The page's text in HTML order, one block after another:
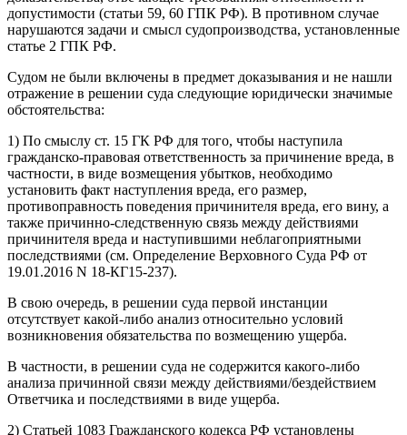
допустимости (статьи 59, 60 ГПК РФ). В противном случае
нарушаются задачи и смысл судопроизводства, установленные
статье 2 ГПК РФ.
Судом не были включены в предмет доказывания и не нашли
отражение в решении суда следующие юридически значимые
обстоятельства:
1) По смыслу ст. 15 ГК РФ для того, чтобы наступила
гражданско-правовая ответственность за причинение вреда, в
частности, в виде возмещения убытков, необходимо
установить факт наступления вреда, его размер,
противоправность поведения причинителя вреда, его вину, а
также причинно-следственную связь между действиями
причинителя вреда и наступившими неблагоприятными
последствиями (см. Определение Верховного Суда РФ от
19.01.2016 N 18-КГ15-237).
В свою очередь, в решении суда первой инстанции
отсутствует какой-либо анализ относительно условий
возникновения обязательства по возмещению ущерба.
В частности, в решении суда не содержится какого-либо
анализа причинной связи между действиями/бездействием
Ответчика и последствиями в виде ущерба.
2) Статьей 1083 Гражданского кодекса РФ установлены